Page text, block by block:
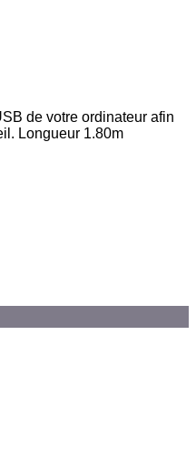
de votre ordinateur afin
Longueur 1.80m